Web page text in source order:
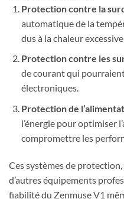
Protection contre la
automatique de la
dus à la chaleur excessive.
Protection contre les
de courant qui
électroniques.
Protection de
l’énergie pour optimiser
compromettre les
Ces systèmes de
d’autres équipements
fiabilité du Zenmuse V1